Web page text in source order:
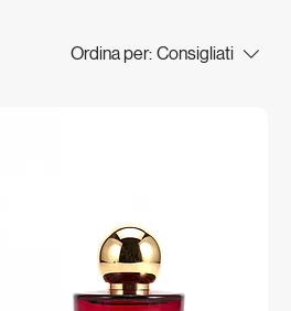
Ordina per: Consigliati